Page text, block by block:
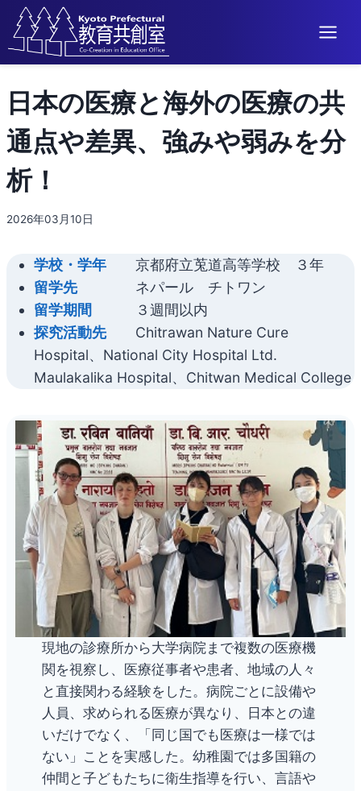
容
を
ス
ッ
日本の医療と海外の医療の共
通点や差異、強みや弱みを分
析！
2026年03月10日
学校・学年 京都府立莵道高等学校 ３年
留学先ネパール チトワン
留学期間 ３週間以内
探究活動先Chitrawan Nature Cure
Hospital、National City Hospital Ltd.
Maulakalika Hospital、Chitwan Medical College
現地の診療所から大学病院まで複数の医療機
関を視察し、医療従事者や患者、地域の人々
と直接関わる経験をした。病院ごとに設備や
人員、求められる医療が異なり、日本との違
いだけでなく、「同じ国でも医療は一様では
ない」ことを実感した。幼稚園では多国籍の
仲間と子どもたちに衛生指導を行い、言語や